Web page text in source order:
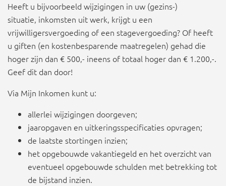
Heeft u bijvoorbeeld wijzigingen in uw (gezins-)
situatie, inkomsten uit werk, krijgt u een
vrijwilligersvergoeding of een stagevergoeding? Of heeft
u giften (en kostenbesparende maatregelen) gehad die
hoger zijn dan € 500,- ineens of totaal hoger dan € 1.200,-.
Geef dit dan door!
Via Mijn Inkomen kunt u:
allerlei wijzigingen doorgeven;
jaaropgaven en uitkeringsspecificaties opvragen;
de laatste stortingen inzien;
het opgebouwde vakantiegeld en het overzicht van
eventueel opgebouwde schulden met betrekking tot
de bijstand inzien.